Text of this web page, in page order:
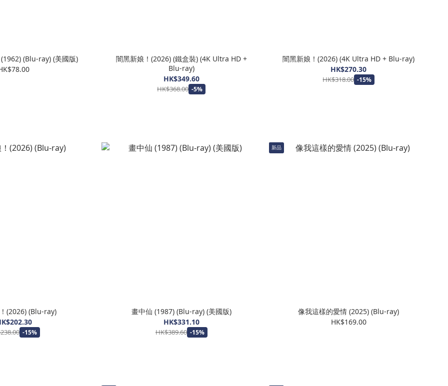
(Blu-ray) (美國版)
闇黑新娘！(2026) (鐵盒裝) (4K Ultra HD +
Blu-ray)
HK$349.60
HK$368.00 -5%
闇黑新娘！(2026) (4K Ultra HD + Blu-ray)
HK$270.30
HK$318.00 -15%
(2026) (Blu-ray)
-15%
畫中仙 (1987) (Blu-ray) (美國版)
HK$331.10
HK$389.60 -15%
新品
像我這樣的愛情 (2025) (Blu-ray)
HK$169.00